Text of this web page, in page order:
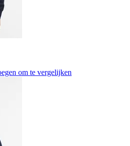
om te vergelijken